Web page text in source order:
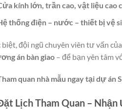
kính lớn, trần cao, vật liệu cao
thống điện – nước – thiết bị vệ
đội ngũ chuyên viên tư vấn
án bàn giao – để bạn yên tâm
quan nhà mẫu ngay tại dự án
Lịch Tham Quan –